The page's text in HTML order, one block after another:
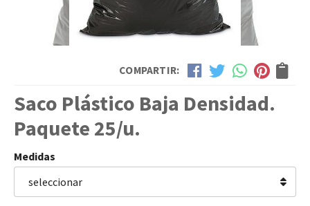
COMPARTIR:
Saco Plástico Baja Densidad.
Paquete 25/u.
Medidas